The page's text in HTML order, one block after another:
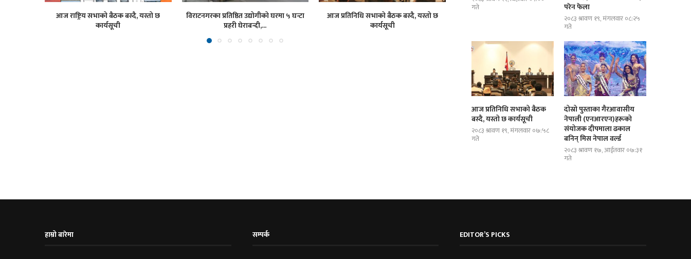
आज राष्ट्रिय सभाको बैठक बस्दै, यस्तो छ
कार्यसूची
विराटनगरका प्रतिष्ठित उद्योगीको घरमा ५ घन्टा
प्रहरी घेराबन्दी,...
आज प्रतिनिधि सभाको बैठक बस्दै, यस्तो छ
कार्यसूची
(एनआरएन)हरूको संयोजक दीपमाला ढकाल...
ब्रोड पिकमा अस्ताए नेपाली
गते
परेन फेला
२०८३ श्रावण १९, मंगलवार ०८:२५
गते
आज प्रतिनिधि सभाको बैठक
बस्दै, यस्तो छ कार्यसूची
२०८३ श्रावण १९, मंगलवार ०७:५८
गते
दोस्रो पुस्ताका गैरआवासीय
नेपाली (एनआरएन)हरूको
संयोजक दीपमाला ढकाल
बनिन् मिस नेपाल वर्ल्ड
२०८३ श्रावण १७, आईतवार ०७:३१
गते
हाम्रो बारेमा सम्पर्क EDITOR’S PICKS